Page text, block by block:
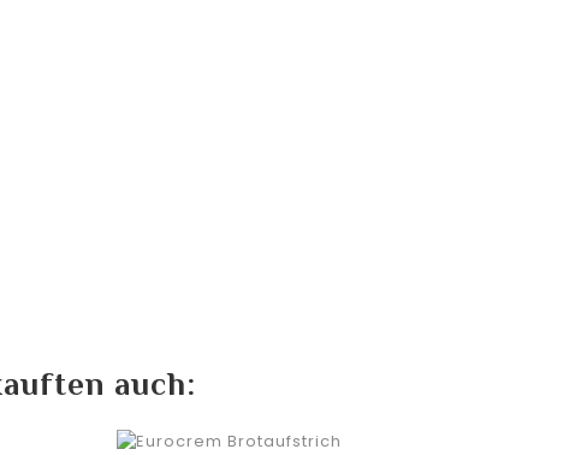
auch: